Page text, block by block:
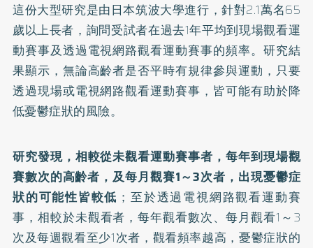
這份大型研究是由日本筑波大學進行，針對2.1萬名65
歲以上長者，詢問受試者在過去1年平均到現場觀看運
動賽事及透過電視網路觀看運動賽事的頻率。研究結
果顯示，無論高齡者是否平時有規律參與運動，只要
透過現場或電視網路觀看運動賽事，皆可能有助於降
低憂鬱症狀的風險。
研究發現，相較從未觀看運動賽事者，每年到現場觀
賽數次的高齡者，及每月觀賽1～3次者，出現憂鬱症
狀的可能性皆較低 ；至於透過電視網路觀看運動賽
事，相較於未觀看者，每年觀看數次、每月觀看1～3
次及每週觀看至少1次者，觀看頻率越高，憂鬱症狀的